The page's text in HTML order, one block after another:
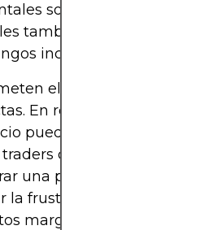
son los más simples,
también pueden crear
inclinados o en forma
el error de tratar el
En realidad, se
puede superar
deben permitir cierta
una precisión exacta.
la frustración cuando los
marginales más allá de